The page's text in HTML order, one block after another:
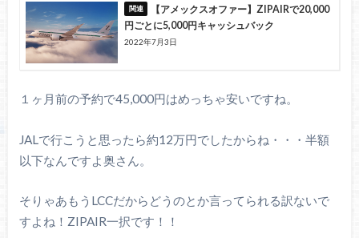
【アメックスオファー】ZIPAIRで20,000
円ごとに5,000円キャッシュバック
2022年7月3日
１ヶ月前の予約で45,000円はめっちゃ安いですね。
JALで行こうと思ったら約12万円でしたからね・・・半額
以下なんですよ奥さん。
そりゃあもうLCCだからどうのとか言ってられる訳ないで
すよね！ZIPAIR一択です！！